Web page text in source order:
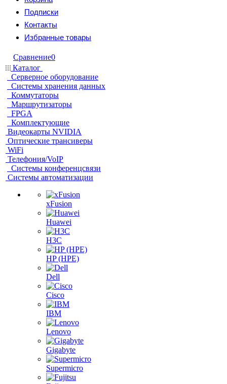
Подписки
Контакты
Избранные товары
Сравнение0
Каталог
Серверное оборудование
Системы хранения данных
Коммутаторы
Маршрутизаторы
FPGA
Комплектующие
Видеокарты NVIDIA
Оптические трансиверы
WiFi
Телефония/VoIP
Системы конференцсвязи
Системы автоматизации
xFusion
Huawei
H3C
HP (HPE)
Dell
Cisco
IBM
Lenovo
Gigabyte
Supermicro